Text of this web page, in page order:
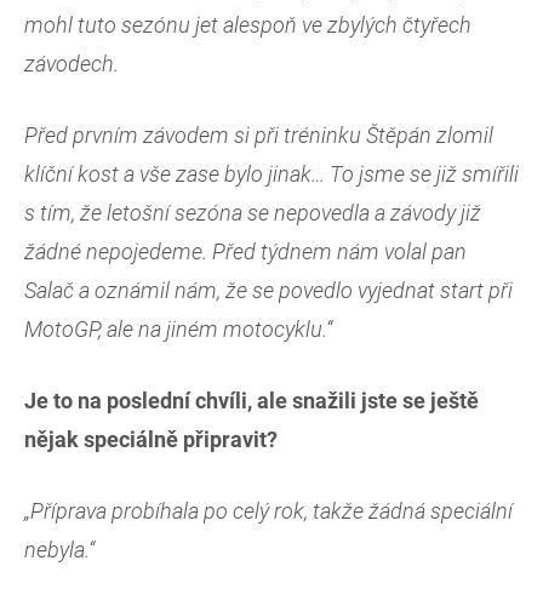
mohl tuto sezónu jet alespoň ve zbylých čtyřech
závodech.
Před prvním závodem si při tréninku Štěpán zlomil
klíční kost a vše zase bylo jinak… To jsme se již smířili
s tím, že letošní sezóna se nepovedla a závody již
žádné nepojedeme. Před týdnem nám volal pan
Salač a oznámil nám, že se povedlo vyjednat start při
MotoGP, ale na jiném motocyklu.“
Je to na poslední chvíli, ale snažili jste se ještě
nějak speciálně připravit?
„Příprava probíhala po celý rok, takže žádná speciální
nebyla.“